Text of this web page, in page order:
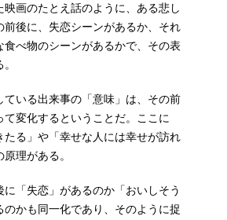
映画のたとえ話のように、ある悲し
前後に、失恋シーンがあるか、それ
食べ物のシーンがあるかで、その表
ている出来事の「意味」は、その前
て変化するということだ。ここに
たる」や「幸せな人には幸せが訪れ
理がある。
に「失恋」があるのか「おいしそう
のかも同一化であり、そのように捉